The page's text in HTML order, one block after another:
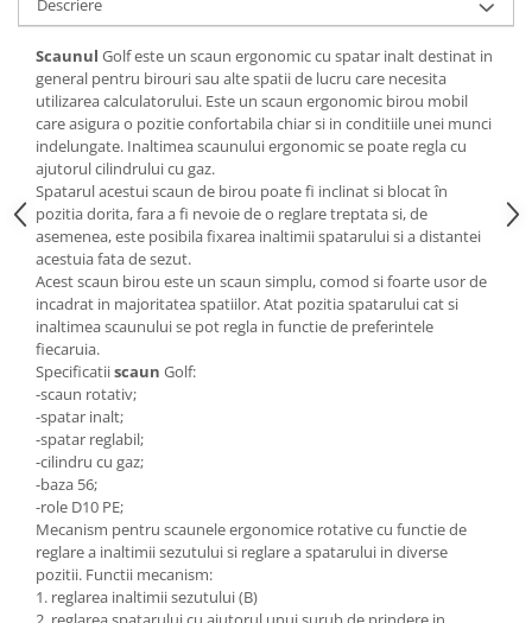
Mese gradinita
Scaune gradinita
Set mese si scaune gradinita
Mobilier copii
Mobila camera copii
Scaune birou pentru copii
Saltele patuturi copii
Paturi copii
Masa si scaune gradinita
Seturi comode living si dormitor
Descriere
Scaunul Golf este un scaun ergonomic cu spatar inalt destinat in
general pentru birouri sau alte spatii de lucru care necesita
utilizarea calculatorului. Este un scaun ergonomic birou mobil
care asigura o pozitie confortabila chiar si in conditiile unei munci
indelungate. Inaltimea scaunului ergonomic se poate regla cu
ajutorul cilindrului cu gaz.
Spatarul acestui scaun de birou poate fi inclinat si blocat în
pozitia dorita, fara a fi nevoie de o reglare treptata si, de
asemenea, este posibila fixarea inaltimii spatarului si a distantei
acestuia fata de sezut.
Acest scaun birou este un scaun simplu, comod si foarte usor de
incadrat in majoritatea spatiilor. Atat pozitia spatarului cat si
inaltimea scaunului se pot regla in functie de preferintele
fiecaruia.
Specificatiiscaun Golf:
-scaun rotativ;
-spatar inalt;
-spatar reglabil;
-cilindru cu gaz;
-baza 56;
-role D10 PE;
Mecanism pentru scaunele ergonomice rotative cu functie de
reglare a inaltimii sezutului si reglare a spatarului in diverse
pozitii. Functii mecanism:
1. reglarea inaltimii sezutului (B)